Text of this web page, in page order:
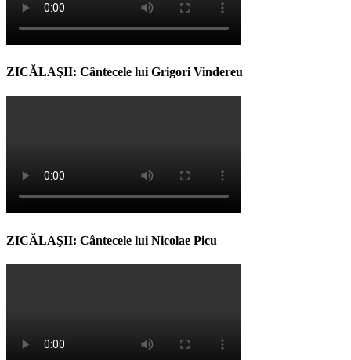
ZICĂLAŞII: Cântecele lui Grigori Vindereu
ZICĂLAŞII: Cântecele lui Nicolae Picu